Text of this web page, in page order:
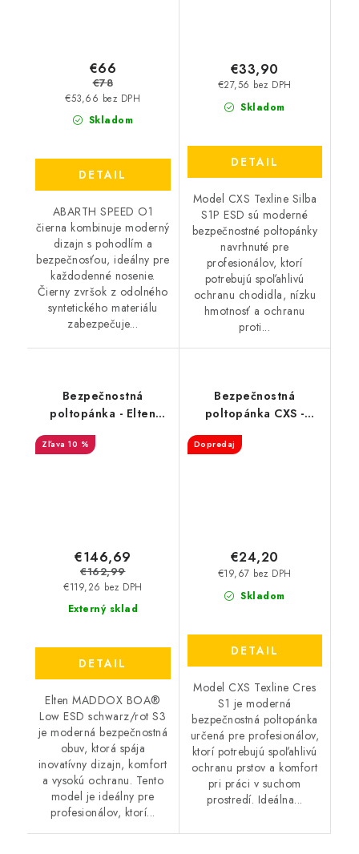
Skladom
€53,66 bez DPH
€66
€78
DETAIL
ABARTH SPEED O1
čierna kombinuje moderný
dizajn s pohodlím a
bezpečnosťou, ideálny pre
každodenné nosenie.
Čierny zvršok z odolného
syntetického materiálu
zabezpečuje...
Skladom
€27,56 bez DPH
€33,90
DETAIL
Model CXS Texline Silba
S1P ESD sú moderné
bezpečnostné poltopánky
navrhnuté pre
profesionálov, ktorí
potrebujú spoľahlivú
ochranu chodidla, nízku
hmotnosť a ochranu
proti...
Bezpečnostná
poltopánka - Elten
MADDOX BOA® Low
S3 ESD - čierna-
10 %
Externý sklad
€119,26 bez DPH
€146,69
€162,99
DETAIL
Elten MADDOX BOA®
Low ESD schwarz/rot S3
je moderná bezpečnostná
obuv, ktorá spája
inovatívny dizajn, komfort
a vysokú ochranu. Tento
model je ideálny pre
profesionálov, ktorí...
Bezpečnostná
poltopánka CXS -
Texline Cres S1
Dopredaj
Skladom
€19,67 bez DPH
€24,20
DETAIL
Model CXS Texline Cres
S1 je moderná
bezpečnostná poltopánka
určená pre profesionálov,
ktorí potrebujú spoľahlivú
ochranu prstov a komfort
pri práci v suchom
prostredí. Ideálna...